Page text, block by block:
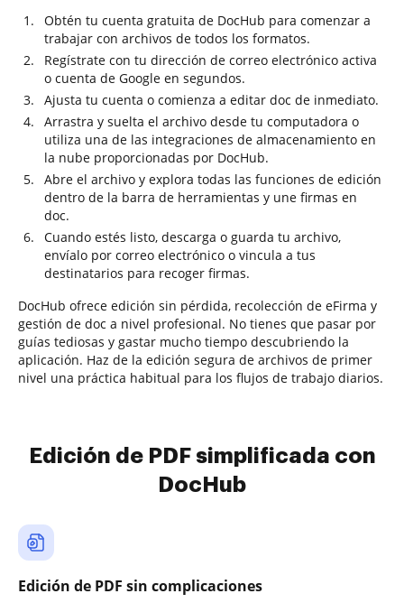
Obtén tu cuenta gratuita de DocHub para comenzar a
trabajar con archivos de todos los formatos.
Regístrate con tu dirección de correo electrónico activa
o cuenta de Google en segundos.
Ajusta tu cuenta o comienza a editar doc de inmediato.
Arrastra y suelta el archivo desde tu computadora o
utiliza una de las integraciones de almacenamiento en
la nube proporcionadas por DocHub.
Abre el archivo y explora todas las funciones de edición
dentro de la barra de herramientas y une firmas en
doc.
Cuando estés listo, descarga o guarda tu archivo,
envíalo por correo electrónico o vincula a tus
destinatarios para recoger firmas.
DocHub ofrece edición sin pérdida, recolección de eFirma y
gestión de doc a nivel profesional. No tienes que pasar por
guías tediosas y gastar mucho tiempo descubriendo la
aplicación. Haz de la edición segura de archivos de primer
nivel una práctica habitual para los flujos de trabajo diarios.
Edición de PDF simplificada con
DocHub
Edición de PDF sin complicaciones